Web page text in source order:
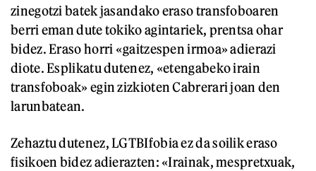
zinegotzi batek jasandako eraso transfoboaren
berri eman dute tokiko agintariek, prentsa ohar
bidez. Eraso horri «gaitzespen irmoa» adierazi
diote. Esplikatu dutenez, «etengabeko irain
transfoboak» egin zizkioten Cabrerari joan den
larunbatean.
Zehaztu dutenez, LGTBIfobia ez da soilik eraso
fisikoen bidez adierazten: «Irainak, mespretxuak,